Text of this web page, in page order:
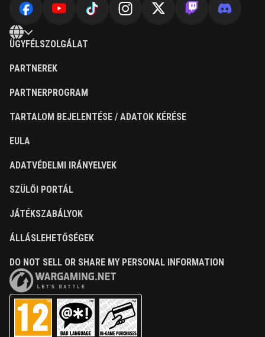
ÜGYFÉLSZOLGÁLAT
PARTNEREK
PARTNERPROGRAM
TARTALOM BEJELENTÉSE / ADATOK KÉRÉSE
EULA
ADATVÉDELMI IRÁNYELVEK
SZÜLŐI PORTÁL
JÁTÉKSZABÁLYOK
ÁLLÁSLEHETŐSÉGEK
DO NOT SELL OR SHARE MY PERSONAL INFORMATION